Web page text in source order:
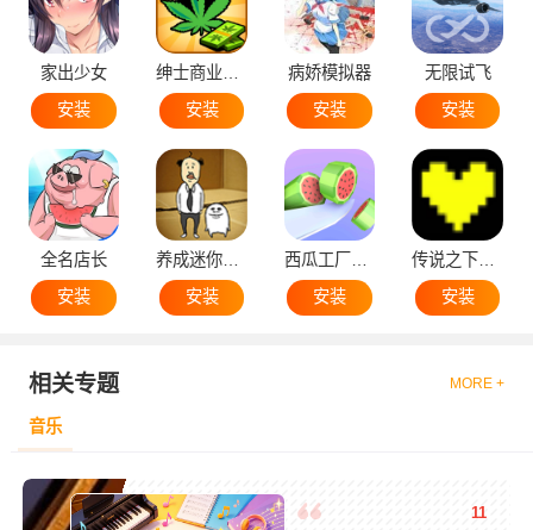
家出少女
安装
安装
病娇模拟器
安装
无限试飞
安装
全名店长
安装
安装
安装
安装
相关专题 MORE +
音乐
11